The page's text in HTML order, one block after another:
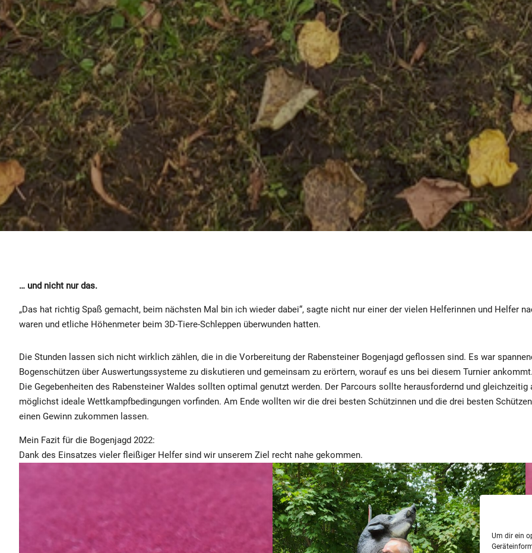
Um dir ein
… und nicht nur das.
„Das hat richtig Spaß gemacht, beim nächsten Mal bin ich wieder dabei“, sagte nicht nur einer der vielen Helferinnen und Helfer
waren und etliche Höhenmeter beim 3D-Tiere-Schleppen überwunden hatten.
Die Stunden lassen sich nicht wirklich zählen, die in die Vorbereitung der Rabensteiner Bogenjagd geflossen sind. Es war
Bogenschützen über Auswertungssysteme zu diskutieren und gemeinsam zu erörtern, worauf es uns bei diesem Turnier
Die Gegebenheiten des Rabensteiner Waldes sollten optimal genutzt werden. Der Parcours sollte herausfordernd und
möglichst ideale Wettkampfbedingungen vorfinden. Am Ende wollten wir die drei besten Schützinnen und die drei besten
einen Gewinn zukommen lassen.
Mein Fazit für die Bogenjagd 2022:
Dank des Einsatzes vieler fleißiger Helfer sind wir unserem Ziel recht nahe gekommen.